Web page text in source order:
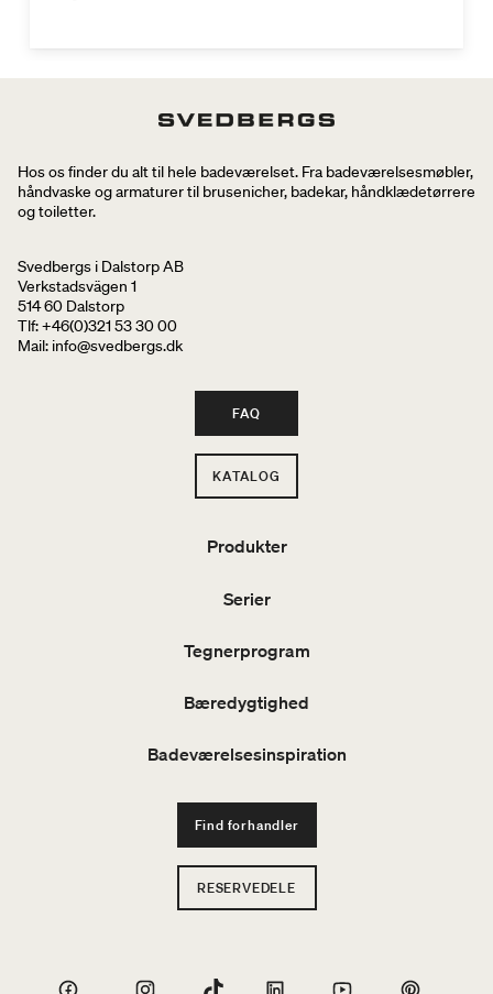
Hos os finder du alt til hele badeværelset. Fra badeværelsesmøbler,
håndvaske og armaturer til brusenicher, badekar, håndklædetørrere
og toiletter.
Svedbergs i Dalstorp AB
Verkstadsvägen 1
514 60 Dalstorp
Tlf: +46(0)321 53 30 00
Mail: info@svedbergs.dk
FAQ
KATALOG
Produkter
Serier
Tegnerprogram
Bæredygtighed
Badeværelsesinspiration
Find forhandler
RESERVEDELE